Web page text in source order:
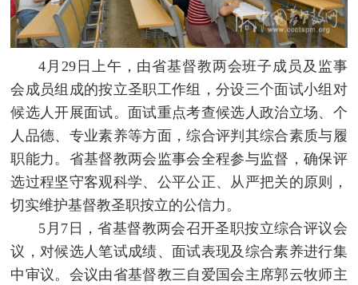
4月29日上午，由省基督教两会班子成员及监事
会成员组成的按立圣职工作组，分设三个面试小组对
候选人开展面试。面试重点考查候选人政治立场、个
人品德、专业素养等方面，综合评判其综合素质与履
职能力。省基督教两会监事会全程参与监督，确保评
选过程坚守客观科学、公平公正、从严把关的原则，
切实维护基督教圣职按立的公信力。
5月7日，省基督教两会召开圣职按立综合评议会
议，对候选人笔试成绩、面试表现及综合素养进行集
中审议。会议由省基督教三自爱国会主席郭云牧师主